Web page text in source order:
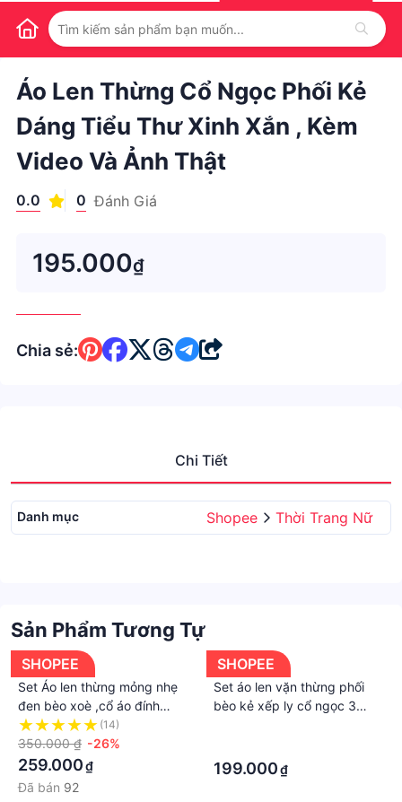
1
Áo Len Thừng Cổ Ngọc Phối Kẻ
Dáng Tiểu Thư Xinh Xắn , Kèm
Video Và Ảnh Thật
0.0 0 Đánh Giá
195.000₫
Chia sẻ:
Chi Tiết
Danh mục Shopee Thời Trang Nữ
Sản Phẩm Tương Tự
SHOPEE
Set Áo len thừng mỏng nhẹ
đen bèo xoè ,cổ áo đính
ngọc tỉ michất dày dặn mix
chân váy dài eo chun
(14)
350.000 ₫ -26%
259.000₫
Đã bán 92
SHOPEE
Set áo len vặn thừng phối
bèo kẻ xếp ly cổ ngọc 3
199.000₫